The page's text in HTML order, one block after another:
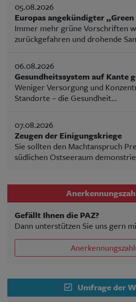
05.08.2026
Europas angekündigter
Immer mehr grüne Vorschriften
zurückgefahren und drohende
06.08.2026
Gesundheitssystem auf Kante
Weniger Versorgung und
Standorte – die Gesundheit...
07.08.2026
Zeugen der Einigungskriege
Sie sollten den Machtanspruch
südlichen Ostseeraum
Gefällt Ihnen die PAZ?
Dann unterstützen Sie uns gern
Umfrage der